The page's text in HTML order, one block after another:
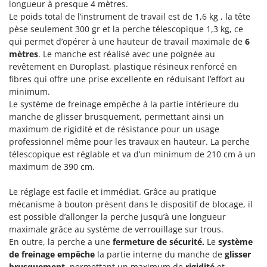
Scies alternatives à batterie
Scies de jardin télescopiques
Sécateurs électriques à batterie
Sécateurs et Échenilloirs manuels
Sécateurs pneumatiques
Semoirs et Épandeurs d'engrais
Socs pour tracteur
Souffleurs aspirateurs pour Feuilles
Soufreuses - Poudreuses à dos
Soufreuses - Poudreuses pour tracteur
T
Taille-haies
Taille-haies à bras pour tracteur
Tarières
Tondeuses à Gazon
Intex
Italyco
ITM
J JOLLY ITALIA
K
KAAZ
Karcher
Kasco
Kemper
Keter
KitchenAid
Komo
L
Laica
longueur à presque 4 mètres.
Le poids total de l’instrument de travail est de 1,6 kg , la tête
pèse seulement 300 gr et la perche télescopique 1,3 kg, ce
qui permet d’opérer à une hauteur de travail maximale de 6
mètres. Le manche est réalisé avec une poignée au
revêtement en Duroplast, plastique résineux renforcé en
fibres qui offre une prise excellente en réduisant l’effort au
minimum.
Le système de freinage empêche à la partie intérieure du
manche de glisser brusquement, permettant ainsi un
maximum de rigidité et de résistance pour un usage
professionnel même pour les travaux en hauteur. La perche
télescopique est réglable et va d’un minimum de 210 cm à un
maximum de 390 cm.
Le réglage est facile et immédiat. Grâce au pratique
mécanisme à bouton présent dans le dispositif de blocage, il
est possible d’allonger la perche jusqu’à une longueur
maximale grâce au système de verrouillage sur trous.
En outre, la perche a une fermeture de sécurité. Le système
de freinage empêche la partie interne du manche de glisser